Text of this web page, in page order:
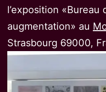
l’exposition
augmentation» au
Strasbourg 69000,